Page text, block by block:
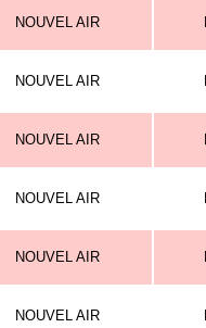
NOUVEL AIR
NOUVEL AIR
NOUVEL AIR
NOUVEL AIR
NOUVEL AIR
NOUVEL AIR